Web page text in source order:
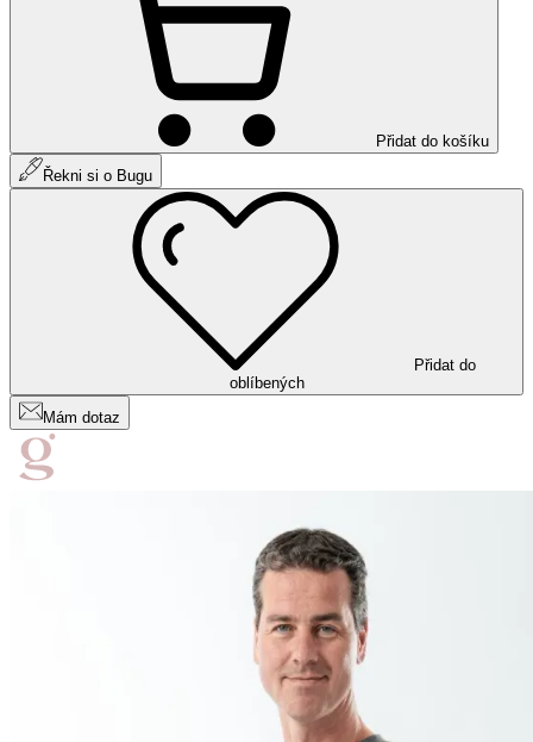
Přidat do košíku
Řekni si o Bugu
Přidat do
oblíbených
Mám dotaz